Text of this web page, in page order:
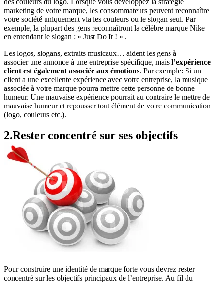
marketing de votre marque, les consommateurs peuvent reconnaître
votre société uniquement via les couleurs ou le slogan seul. Par
exemple, la plupart des gens reconnaîtront la célèbre marque Nike
en entendant le slogan : « Just Do It ! « .
Les logos, slogans, extraits musicaux… aident les gens à
associer une annonce à une entreprise spécifique, mais l’expérience
client est également associée aux émotions. Par exemple: Si un
client a une excellente expérience avec votre entreprise, la musique
associée à votre marque pourra mettre cette personne de bonne
humeur. Une mauvaise expérience pourrait au contraire le mettre de
mauvaise humeur et repousser tout élément de votre communication
(logo, couleurs etc.).
2.Rester concentré sur ses objectifs
Pour construire une identité de marque forte vous devrez rester
concentré sur les objectifs principaux de l’entreprise. Au fil du